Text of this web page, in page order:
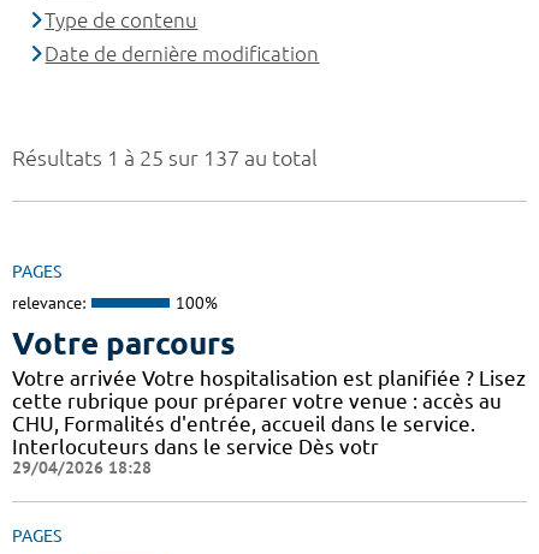
Résultats 1 à 25 sur 137 au total
PAGES
relevance: 100%
Votre parcours
Votre arrivée Votre hospitalisation est planifiée ? Lisez
cette rubrique pour préparer votre venue : accès au
CHU, Formalités d'entrée, accueil dans le service.
Interlocuteurs dans le service Dès votr
29/04/2026 18:28
PAGES
Type de contenu
Date de dernière modification